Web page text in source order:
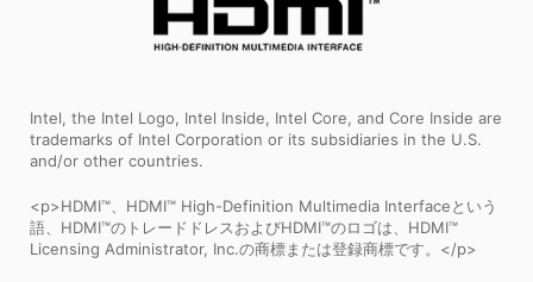
Intel, the Intel Logo, Intel Inside, Intel Core, and Core Inside are
trademarks of Intel Corporation or its subsidiaries in the U.S.
and/or other countries.
<p>HDMI™、HDMI™ High-Definition Multimedia Interfaceという
語、HDMI™のトレードドレスおよびHDMI™のロゴは、HDMI™
Licensing Administrator, Inc.の商標または登録商標です。</p>